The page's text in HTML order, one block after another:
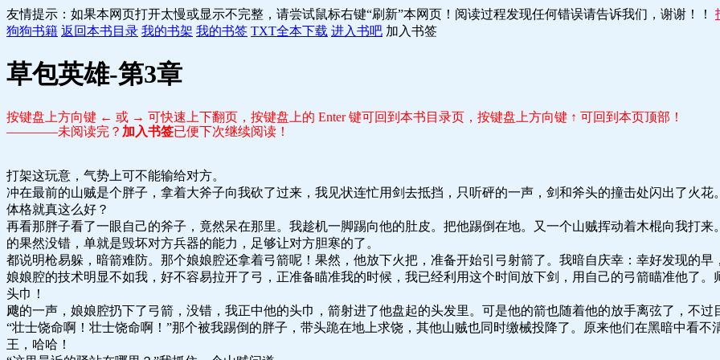
友情提示：如果本网页打开太慢或显示不完整，请尝试鼠标右键“刷新”本网页！阅读过程发现任何错误请告诉我们，谢谢！！
狗狗书籍 返回本书目录 我的书架 我的书签 TXT全本下载 进入书吧 加入书签
草包英雄-第3章
按键盘上方向键 ← 或 → 可快速上下翻页，按键盘上的 Enter 键可回到本书目录页，按键盘上方向键 ↑ 可回到本页顶部！
————未阅读完？ 加入书签已便下次继续阅读！
打架这玩意，气势上可不能输给对方。
冲在最前的山贼是个胖子，拿着大斧子向我砍了过来，我见状连忙用剑去抵挡，只听砰的一声，剑和斧头的撞击处闪出了火
体格就真这么好？
再看那胖子看了一眼自己的斧子，竟然呆在那里。我趁机一脚踢向他的肚皮。把他踢倒在地。又一个山贼挥动着木棍向我打
的果然没错，单就是毁坏对方兵器的能力，足够让对方胆寒的了。
都说明枪易躲，暗箭难防。那个娘娘腔还拿着弓箭呢！果然，他放下火把，准备开始引弓射箭了。我暗自庆幸：幸好发现的
娘娘腔的技术明显不如我，好不容易拉开了弓，正准备瞄准我的时候，我已经利用这个时间放下剑，用自己的弓箭瞄准他了
头巾！
飕的一声，娘娘腔扔下了弓箭，没错，我正中他的头巾，箭射进了他盘起的头发里。可是他的箭也随着他的放手离弦了，不
“壮士饶命啊！壮士饶命啊！”那个被我踢倒的胖子，带头跪在地上求饶，其他山贼也同时缴械投降了。原来他们在黑暗中看
王，哈哈！